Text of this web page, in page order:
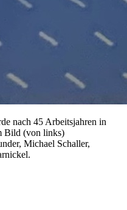
nach 45 Arbeitsjahren in
Bild (von links)
Michael Schaller,